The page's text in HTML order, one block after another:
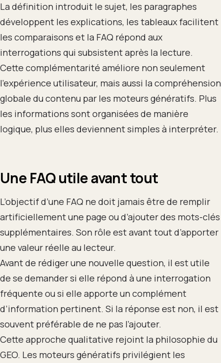
La définition introduit le sujet, les paragraphes
développent les explications, les tableaux facilitent
les comparaisons et la FAQ répond aux
interrogations qui subsistent après la lecture.
Cette complémentarité améliore non seulement
l’expérience utilisateur, mais aussi la compréhension
globale du contenu par les moteurs génératifs. Plus
les informations sont organisées de manière
logique, plus elles deviennent simples à interpréter.
Une FAQ utile avant tout
L’objectif d’une FAQ ne doit jamais être de remplir
artificiellement une page ou d’ajouter des mots-clés
supplémentaires. Son rôle est avant tout d’apporter
une valeur réelle au lecteur.
Avant de rédiger une nouvelle question, il est utile
de se demander si elle répond à une interrogation
fréquente ou si elle apporte un complément
d’information pertinent. Si la réponse est non, il est
souvent préférable de ne pas l’ajouter.
Cette approche qualitative rejoint la philosophie du
GEO. Les moteurs génératifs privilégient les